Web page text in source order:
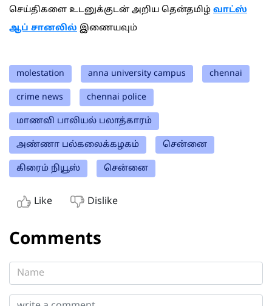
செய்திகளை உடனுக்குடன் அறிய தென்தமிழ் வாட்ஸ்
ஆப் சானலில் இணையவும்
molestation anna university campus chennai
crime news chennai police
மாணவி பாலியல் பலாத்காரம்
அண்ணா பல்கலைக்கழகம் சென்னை
கிரைம் நியூஸ் சென்னை
Like Dislike
Comments